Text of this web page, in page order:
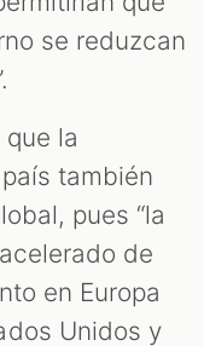
se reduzcan
la
también
pues “la
de
en Europa
Unidos y